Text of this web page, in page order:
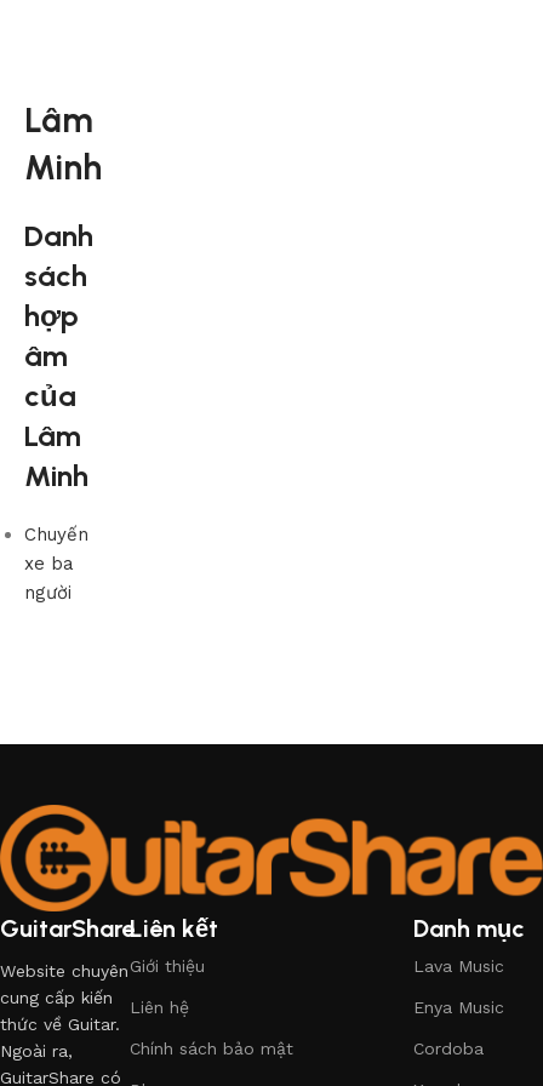
Lâm
Minh
Danh
sách
hợp
âm
của
Lâm
Minh
Chuyến
xe ba
người
GuitarShare
Website chuyên
cung cấp kiến
thức về Guitar.
Ngoài ra,
GuitarShare có
Liên kết
Giới thiệu
Liên hệ
Chính sách bảo mật
Danh mục
Lava Music
Enya Music
Cordoba